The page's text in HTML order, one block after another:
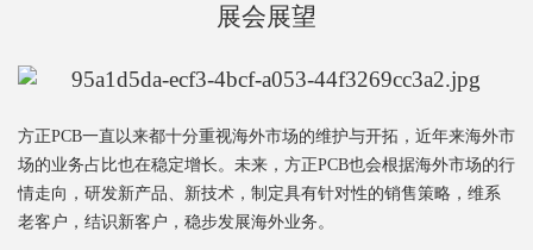
展会展望
方正PCB一直以来都十分重视海外市场的维护与开拓，近年来海外市
场的业务占比也在稳定增长。未来，方正PCB也会根据海外市场的行
情走向，研发新产品、新技术，制定具有针对性的销售策略，维系
老客户，结识新客户，稳步发展海外业务。